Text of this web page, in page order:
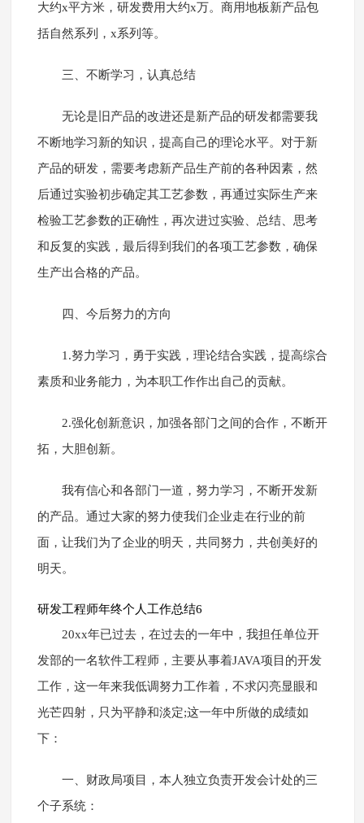
大约x平方米，研发费用大约x万。商用地板新产品包
括自然系列，x系列等。
三、不断学习，认真总结
无论是旧产品的改进还是新产品的研发都需要我
不断地学习新的知识，提高自己的理论水平。对于新
产品的研发，需要考虑新产品生产前的各种因素，然
后通过实验初步确定其工艺参数，再通过实际生产来
检验工艺参数的正确性，再次进过实验、总结、思考
和反复的实践，最后得到我们的各项工艺参数，确保
生产出合格的产品。
四、今后努力的方向
1.努力学习，勇于实践，理论结合实践，提高综合
素质和业务能力，为本职工作作出自己的贡献。
2.强化创新意识，加强各部门之间的合作，不断开
拓，大胆创新。
我有信心和各部门一道，努力学习，不断开发新
的产品。通过大家的努力使我们企业走在行业的前
面，让我们为了企业的明天，共同努力，共创美好的
明天。
研发工程师年终个人工作总结6
20xx年已过去，在过去的一年中，我担任单位开
发部的一名软件工程师，主要从事着JAVA项目的开发
工作，这一年来我低调努力工作着，不求闪亮显眼和
光芒四射，只为平静和淡定;这一年中所做的成绩如
下：
一、财政局项目，本人独立负责开发会计处的三
个子系统：